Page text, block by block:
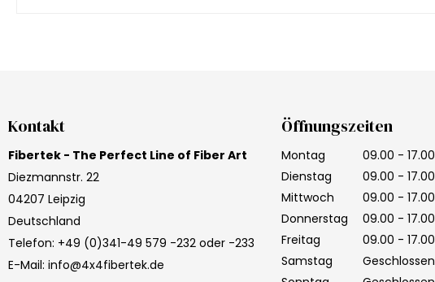
Kontakt
Fibertek - The Perfect Line of Fiber Art
Diezmannstr. 22
04207 Leipzig
Deutschland
Telefon: +49 (0)341-49 579 -232 oder -233
E-Mail: info@4x4fibertek.de
Öffnungszeiten
Montag
09.00 - 17.00
Dienstag
09.00 - 17.00
Mittwoch
09.00 - 17.00
Donnerstag
09.00 - 17.00
Freitag
09.00 - 17.00
Samstag
Geschlossen